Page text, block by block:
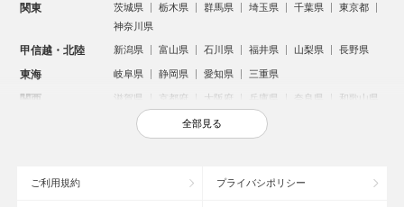
関東 茨城県 栃木県 群馬県 埼玉県 千葉県
東京都
神奈川県
甲信越・北陸 新潟県 富山県 石川県 福井県 山梨県 長野県
東海 岐阜県 静岡県 愛知県 三重県
関西 滋賀県 京都府 大阪府 兵庫県 奈良県 和歌山県
鳥取県 島根県 岡山県 広島県
沖縄県
全部見る
ご利用規約 プライバシポリシー